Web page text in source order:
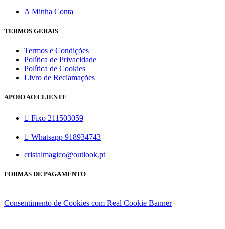
A Minha Conta
TERMOS GERAIS
Termos e Condições
Política de Privacidade
Política de Cookies
Livro de Reclamações
APOIO AO CLIENTE
Fixo 211503059
Whatsapp 918934743
cristalmagico@outlook.pt
FORMAS DE PAGAMENTO
Consentimento de Cookies com Real Cookie Banner